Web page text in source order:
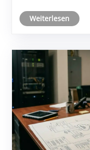
Duftdiffusor für ein
Weiterlesen